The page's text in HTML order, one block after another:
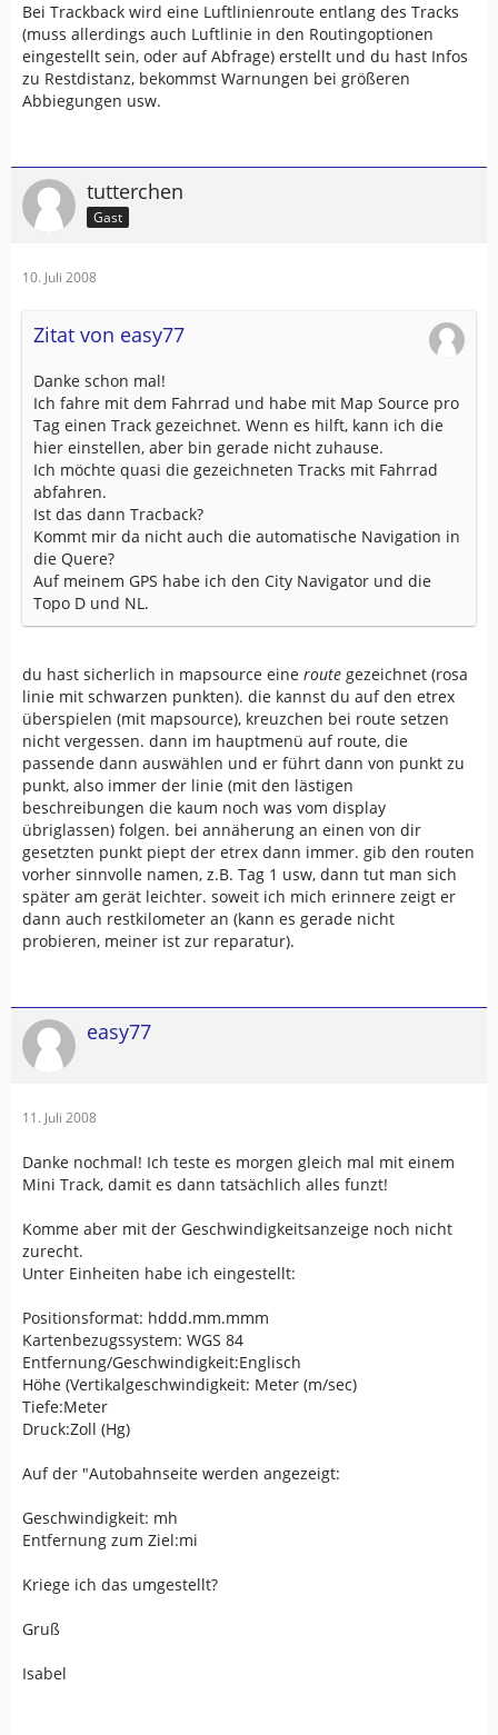
Bei Trackback wird eine Luftlinienroute entlang des Tracks
(muss allerdings auch Luftlinie in den Routingoptionen
eingestellt sein, oder auf Abfrage) erstellt und du hast Infos
zu Restdistanz, bekommst Warnungen bei größeren
Abbiegungen usw.
tutterchen
Gast
10. Juli 2008
Zitat von easy77
Danke schon mal!
Ich fahre mit dem Fahrrad und habe mit Map Source pro
Tag einen Track gezeichnet. Wenn es hilft, kann ich die
hier einstellen, aber bin gerade nicht zuhause.
Ich möchte quasi die gezeichneten Tracks mit Fahrrad
abfahren.
Ist das dann Tracback?
Kommt mir da nicht auch die automatische Navigation in
die Quere?
Auf meinem GPS habe ich den City Navigator und die
Topo D und NL.
du hast sicherlich in mapsource eine route gezeichnet (rosa
linie mit schwarzen punkten). die kannst du auf den etrex
überspielen (mit mapsource), kreuzchen bei route setzen
nicht vergessen. dann im hauptmenü auf route, die
passende dann auswählen und er führt dann von punkt zu
punkt, also immer der linie (mit den lästigen
beschreibungen die kaum noch was vom display
übriglassen) folgen. bei annäherung an einen von dir
gesetzten punkt piept der etrex dann immer. gib den routen
vorher sinnvolle namen, z.B. Tag 1 usw, dann tut man sich
später am gerät leichter. soweit ich mich erinnere zeigt er
dann auch restkilometer an (kann es gerade nicht
probieren, meiner ist zur reparatur).
easy77
11. Juli 2008
Danke nochmal! Ich teste es morgen gleich mal mit einem
Mini Track, damit es dann tatsächlich alles funzt!
Komme aber mit der Geschwindigkeitsanzeige noch nicht
zurecht.
Unter Einheiten habe ich eingestellt:
Positionsformat: hddd.mm.mmm
Kartenbezugssystem: WGS 84
Entfernung/Geschwindigkeit:Englisch
Höhe (Vertikalgeschwindigkeit: Meter (m/sec)
Tiefe:Meter
Druck:Zoll (Hg)
Auf der "Autobahnseite werden angezeigt:
Geschwindigkeit: mh
Entfernung zum Ziel:mi
Kriege ich das umgestellt?
Gruß
Isabel